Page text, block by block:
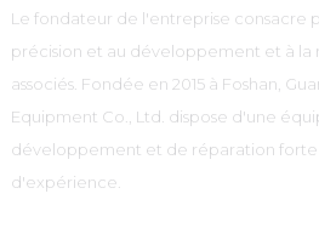
Le fondateur de l'entreprise consacre
précision et au développement et à
associés. Fondée en 2015 à Foshan,
Equipment Co., Ltd. dispose d'une
développement et de réparation forte
d'expérience.